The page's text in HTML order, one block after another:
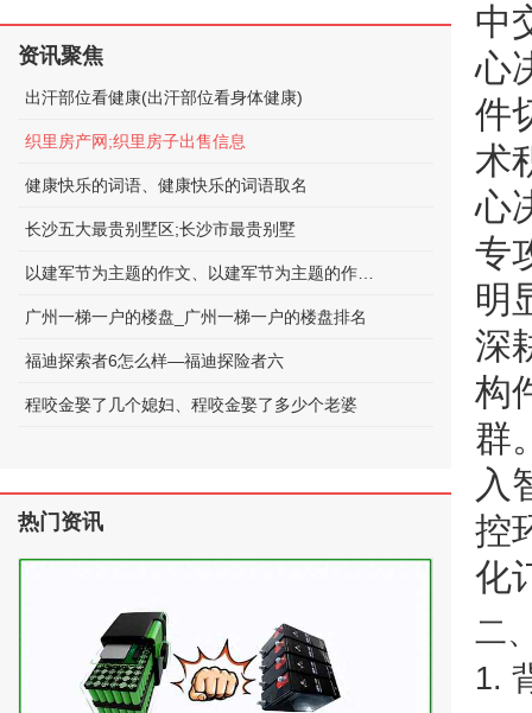
中
心
件
术
心
专
明
深
构
群
入
控
化
二
1.
资讯聚焦
出汗部位看健康(出汗部位看身体健康)
织里房产网;织里房子出售信息
健康快乐的词语、健康快乐的词语取名
长沙五大最贵别墅区;长沙市最贵别墅
广州一梯一户的楼盘_广州一梯一户的楼盘排名
福迪探索者6怎么样—福迪探险者六
程咬金娶了几个媳妇、程咬金娶了多少个老婆
热门资讯